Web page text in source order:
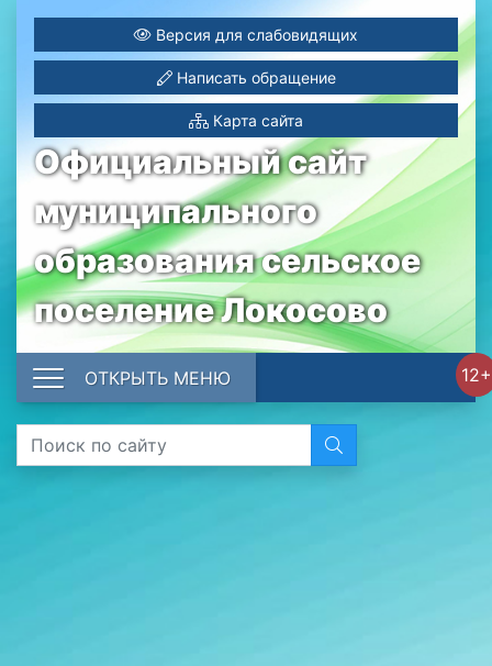
Официальный сайт
муниципального
образования сельское
поселение Локосово
Версия для слабовидящих
Написать обращение
Карта сайта
12+
ОТКРЫТЬ МЕНЮ